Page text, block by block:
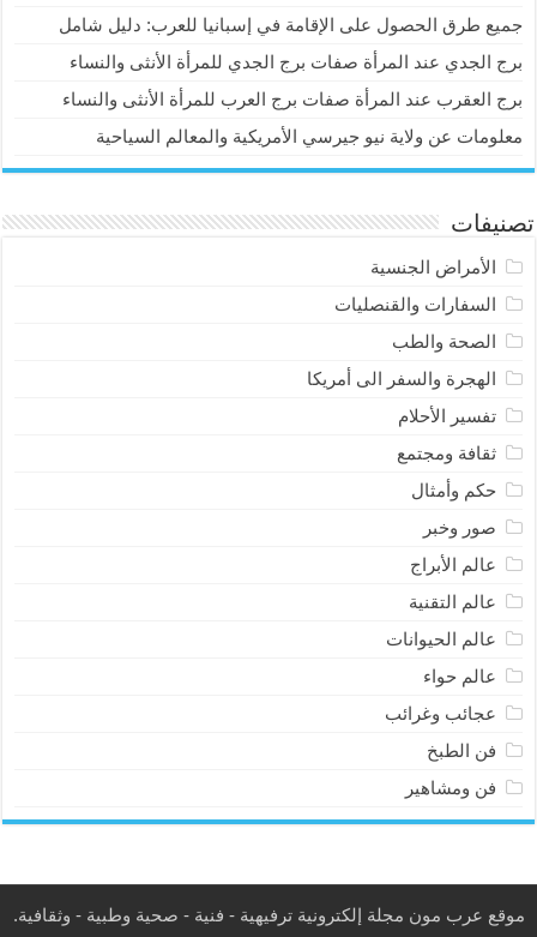
جميع طرق الحصول على الإقامة في إسبانيا للعرب: دليل شامل
برج الجدي عند المرأة صفات برج الجدي للمرأة الأنثى والنساء
برج العقرب عند المرأة صفات برج العرب للمرأة الأنثى والنساء
معلومات عن ولاية نيو جيرسي الأمريكية والمعالم السياحية
تصنيفات
الأمراض الجنسية
السفارات والقنصليات
الصحة والطب
الهجرة والسفر الى أمريكا
تفسير الأحلام
ثقافة ومجتمع
حكم وأمثال
صور وخبر
عالم الأبراج
عالم التقنية
عالم الحيوانات
عالم حواء
عجائب وغرائب
فن الطبخ
فن ومشاهير
موقع عرب مون مجلة إلكترونية ترفيهية - فنية - صحية وطبية - وثقافية.